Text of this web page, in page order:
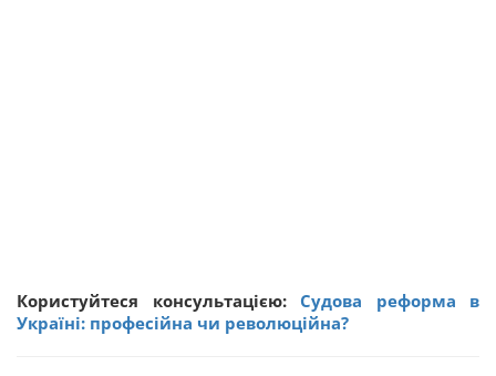
Користуйтеся консультацією:Судова реформа в
Україні: професійна чи революційна?